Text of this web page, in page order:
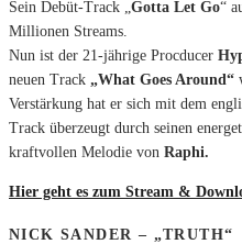
Sein Debüt-Track „Gotta Let Go“
Millionen Streams.
Nun ist der 21-jährige Procducer
neuen Track „What Goes Around“
Verstärkung hat er sich mit dem
Track überzeugt durch seinen
kraftvollen Melodie von Raphi.
Hier geht es zum Stream &
NICK SANDER – „TRUTH“